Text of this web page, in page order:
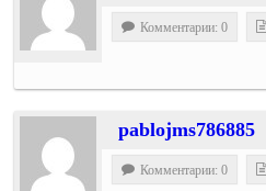
Комментарии: 0
pablojms786885
Комментарии: 0